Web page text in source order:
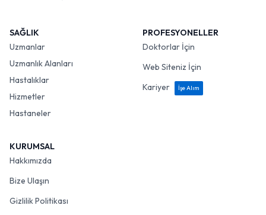
SAĞLIK
Uzmanlar
Uzmanlık Alanları
Hastalıklar
Hizmetler
Hastaneler
PROFESYONELLER
Doktorlar İçin
Web Siteniz İçin
Kariyer
İşe Alım
KURUMSAL
Hakkımızda
Bize Ulaşın
Gizlilik Politikası